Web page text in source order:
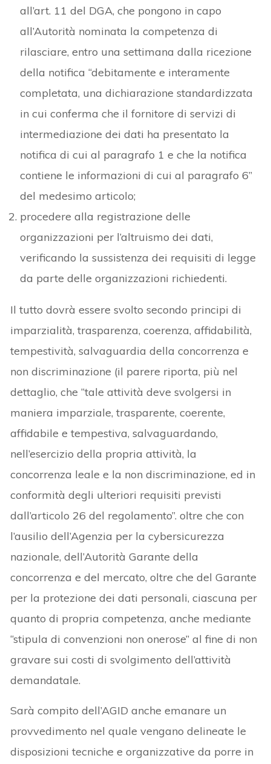
all’art. 11 del DGA, che pongono in capo
all’Autorità nominata la competenza di
rilasciare, entro una settimana dalla ricezione
della notifica “debitamente e interamente
completata, una dichiarazione standardizzata
in cui conferma che il fornitore di servizi di
intermediazione dei dati ha presentato la
notifica di cui al paragrafo 1 e che la notifica
contiene le informazioni di cui al paragrafo 6”
del medesimo articolo;
procedere alla registrazione delle
organizzazioni per l’altruismo dei dati,
verificando la sussistenza dei requisiti di legge
da parte delle organizzazioni richiedenti.
Il tutto dovrà essere svolto secondo principi di
imparzialità, trasparenza, coerenza, affidabilità,
tempestività, salvaguardia della concorrenza e
non discriminazione (il parere riporta, più nel
dettaglio, che “tale attività deve svolgersi in
maniera imparziale, trasparente, coerente,
affidabile e tempestiva, salvaguardando,
nell’esercizio della propria attività, la
concorrenza leale e la non discriminazione, ed in
conformità degli ulteriori requisiti previsti
dall’articolo 26 del regolamento”. oltre che con
l’ausilio dell’Agenzia per la cybersicurezza
nazionale, dell’Autorità Garante della
concorrenza e del mercato, oltre che del Garante
per la protezione dei dati personali, ciascuna per
quanto di propria competenza, anche mediante
“stipula di convenzioni non onerose” al fine di non
gravare sui costi di svolgimento dell’attività
demandatale.
Sarà compito dell’AGID anche emanare un
provvedimento nel quale vengano delineate le
disposizioni tecniche e organizzative da porre in